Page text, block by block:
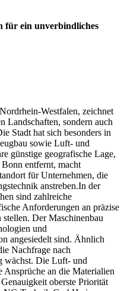
für ein unverbindliches
Westfalen, zeichnet
Landschaften, sondern auch
Stadt hat sich besonders in
sowie Luft- und
günstige geografische Lage,
entfernt, macht
für Unternehmen, die
anstreben.In der
sind zahlreiche
Anforderungen an präzise
Der Maschinenbau
und
angesiedelt sind. Ähnlich
Nachfrage nach
wächst. Die Luft- und
Ansprüche an die Materialien
oberste Priorität